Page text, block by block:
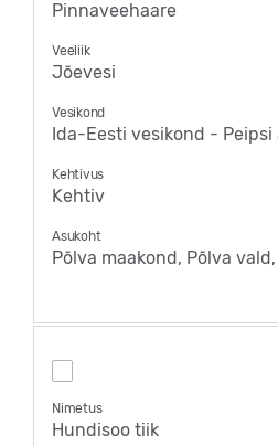
Pinnaveehaare
Veeliik
Jõevesi
Vesikond
Ida-Eesti vesikond - Peipsi
Kehtivus
Kehtiv
Asukoht
Põlva maakond, Põlva
Nimetus
Hundisoo tiik